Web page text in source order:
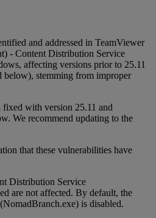
and addressed in TeamViewer
- Content Distribution Service
affecting versions prior to 25.11
below), stemming from improper
with version 25.11 and
We recommend updating to the
that these vulnerabilities have
Distribution Service
are not affected. By default, the
is disabled.